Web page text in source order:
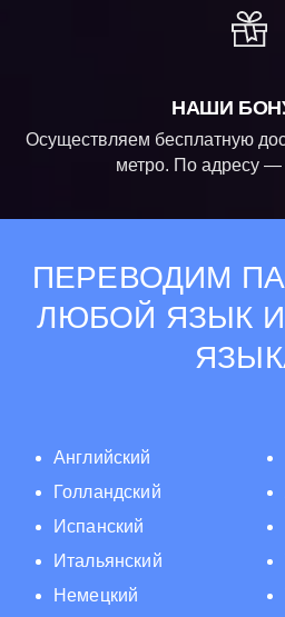
НАШИ
Осуществляем бесплатную
метро. По адресу —
ПЕРЕВОДИМ
ЛЮБОЙ ЯЗЫК
Английский
Голландский
Испанский
Итальянский
Немецкий